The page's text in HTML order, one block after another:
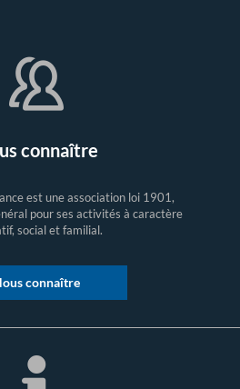
connaître
est une association loi 1901,
pour ses activités à caractère
social et familial.
connaître